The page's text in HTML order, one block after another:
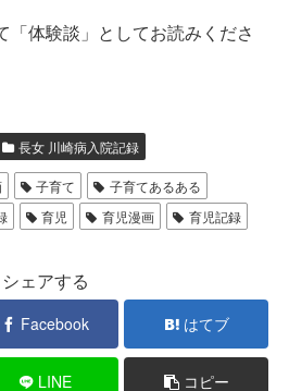
「体験談」としてお読みくださ
長女 川崎病入院記録
子育て
子育てあるある
育児 育児漫画 育児記録
シェアする
Facebook はてブ
LINE コピー